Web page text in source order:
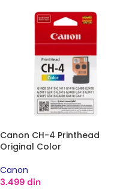
Canon CH-4 Printhead
Original Color
Canon
3.499 din